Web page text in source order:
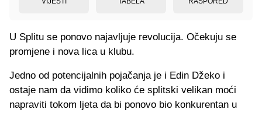
U Splitu se ponovo najavljuje revolucija. Očekuju se
promjene i nova lica u klubu.
Jedno od potencijalnih pojačanja je i Edin Džeko i
ostaje nam da vidimo koliko će splitski velikan moći
napraviti tokom ljeta da bi ponovo bio konkurentan u